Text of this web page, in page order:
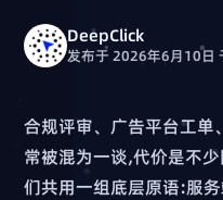
DeepClick
发布于 2026年6月10日
合规评审、广告平台工单
常被混为一谈,代价是不
们共用一组底层原语:服